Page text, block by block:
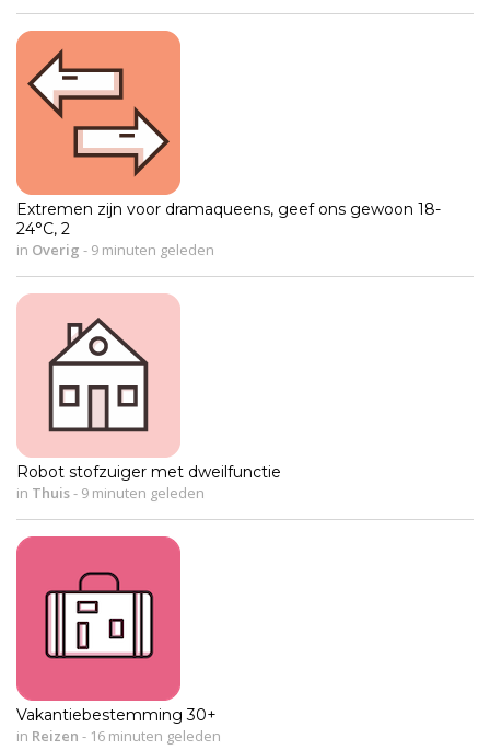
Extremen zijn voor dramaqueens, geef ons gewoon 18-
24°C, 2
in Overig - 9 minuten geleden
Robot stofzuiger met dweilfunctie
in Thuis- 9 minuten geleden
Vakantiebestemming 30+
in Reizen - 16 minuten geleden